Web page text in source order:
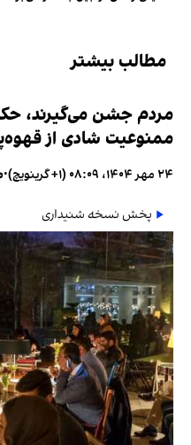
مطالب بیشتر
مردم جشن می‌گیرند،
ممنوعیت شادی از
۲۴ مهر ۱۴۰۴، ۰۸:۰۹ (‎+۱ گرینویچ) •
پخش نسخه شنیداری